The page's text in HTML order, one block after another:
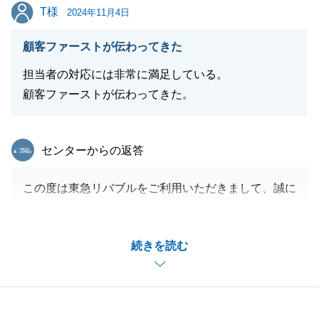
T様
T様 2024年11月4日
顧客ファーストが伝わってきた
担当者の対応には非常に満足している。
顧客ファーストが伝わってきた。
続きを読む
東急リバブル
センターからの返答
この度は東急リバブルをご利用いただきまして、誠に
成約までの間、何度もお打ち合わせのお時間をいただ
き、その度に快くご対応いただきまして、大変感謝し
ております。